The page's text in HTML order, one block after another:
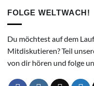
FOLGE WELTWACH!
Du möchtest auf dem
Mitdiskutieren? Teil
von dir hören und folge